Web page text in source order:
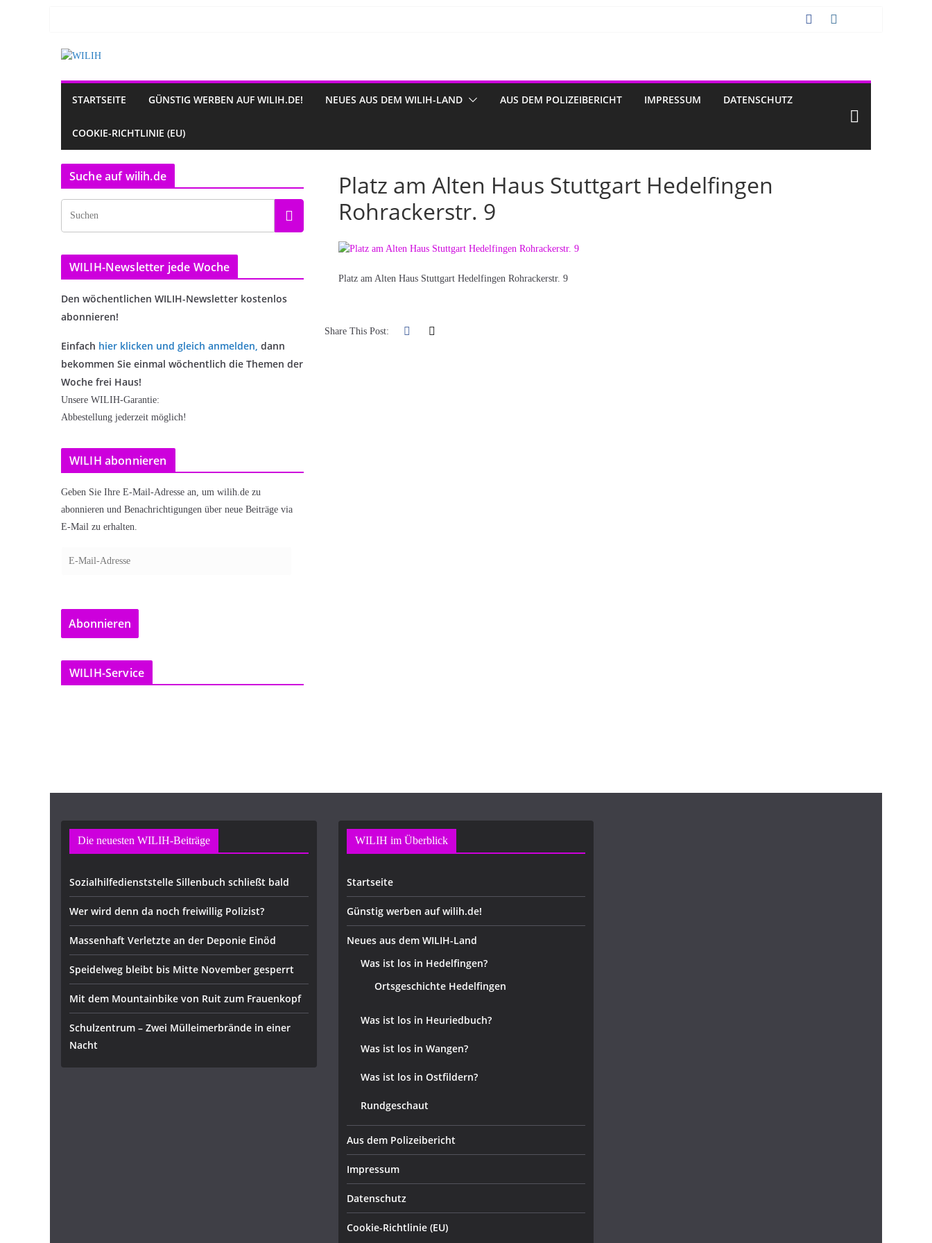
STARTSEITE GÜNSTIG WERBEN AUF WILIH.DE! NEUES AUS DEM WILIH-LAND AUS DEM POLIZEIBERICHT IMPRESSUM DATENSCHUTZ
COOKIE-RICHTLINIE (EU)
Platz am Alten Haus Stuttgart Hedelfingen
Rohrackerstr. 9
Platz am Alten Haus Stuttgart Hedelfingen Rohrackerstr. 9
Share This Post:
Suche auf wilih.de
WILIH-Newsletter jede Woche
Den wöchentlichen WILIH-Newsletter kostenlos
abonnieren!
Einfach hier klicken und gleich anmelden, dann
bekommen Sie einmal wöchentlich die Themen der
Woche frei Haus!
Unsere WILIH-Garantie:
Abbestellung jederzeit möglich!
WILIH abonnieren
Geben Sie Ihre E-Mail-Adresse an, um wilih.de zu
abonnieren und Benachrichtigungen über neue Beiträge via
E-Mail zu erhalten.
a
l
-
Abonnieren
WILIH-Service
Die neuesten WILIH-Beiträge
Sozialhilfedienststelle Sillenbuch schließt bald
Wer wird denn da noch freiwillig Polizist?
Massenhaft Verletzte an der Deponie Einöd
Speidelweg bleibt bis Mitte November gesperrt
Mit dem Mountainbike von Ruit zum Frauenkopf
Schulzentrum – Zwei Mülleimerbrände in einer
Nacht
WILIH im Überblick
Startseite
Günstig werben auf wilih.de!
Neues aus dem WILIH-Land
Was ist los in Hedelfingen?
Ortsgeschichte Hedelfingen
Was ist los in Heuriedbuch?
Was ist los in Wangen?
Was ist los in Ostfildern?
Rundgeschaut
Aus dem Polizeibericht
Impressum
Datenschutz
Cookie-Richtlinie (EU)